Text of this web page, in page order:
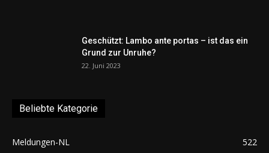
Geschützt: Lambo ante portas – ist das ein
Grund zur Unruhe?
22. Juni 2023
Beliebte Kategorie
Meldungen-NL
522